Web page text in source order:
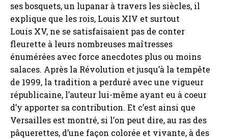
ses bosquets, un lupanar à travers les siècles, il
explique que les rois, Louis XIV et surtout
Louis XV, ne se satisfaisaient pas de conter
fleurette à leurs nombreuses maîtresses
énumérées avec force anecdotes plus ou moins
salaces. Après la Révolution et jusqu’à la tempête
de 1999, la tradition a perduré avec une vigueur
républicaine, l’auteur lui-même ayant eu à coeur
d’y apporter sa contribution. Et c’est ainsi que
Versailles est montré, si l’on peut dire, au ras des
pâquerettes, d’une façon colorée et vivante, à des